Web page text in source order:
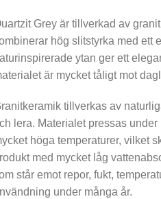
Grey är tillverkad av
hög slitstyrka med ett
ytan ger ett
är mycket tåligt mot
tillverkas av
lera. Materialet pressas
höga temperaturer, vilket
med mycket låg
står emot repor, fukt,
under många år.